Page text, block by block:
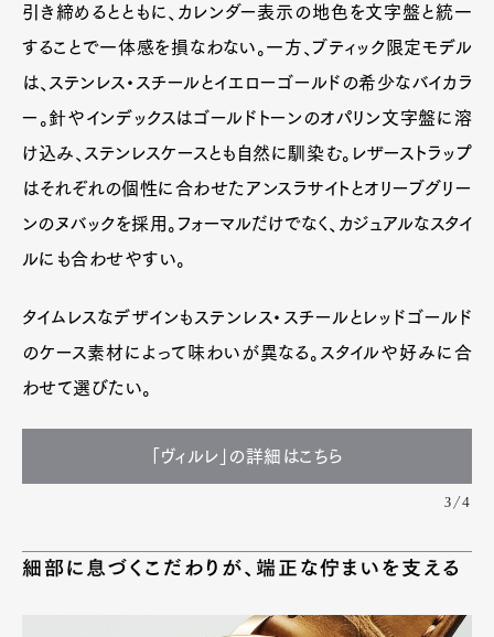
引き締めるとともに、カレンダー表示の地色を文字盤と統一
することで一体感を損なわない。一方、ブティック限定モデル
は、ステンレス・スチールとイエローゴールドの希少なバイカラ
ー。針やインデックスはゴールドトーンのオパリン文字盤に溶
け込み、ステンレスケースとも自然に馴染む。レザーストラップ
はそれぞれの個性に合わせたアンスラサイトとオリーブグリー
ンのヌバックを採用。フォーマルだけでなく、カジュアルなスタイ
ルにも合わせやすい。
タイムレスなデザインもステンレス・スチールとレッドゴールド
のケース素材によって味わいが異なる。スタイルや好みに合
わせて選びたい。
「ヴィルレ」の詳細はこちら
3/4
細部に息づくこだわりが、端正な佇まいを支える